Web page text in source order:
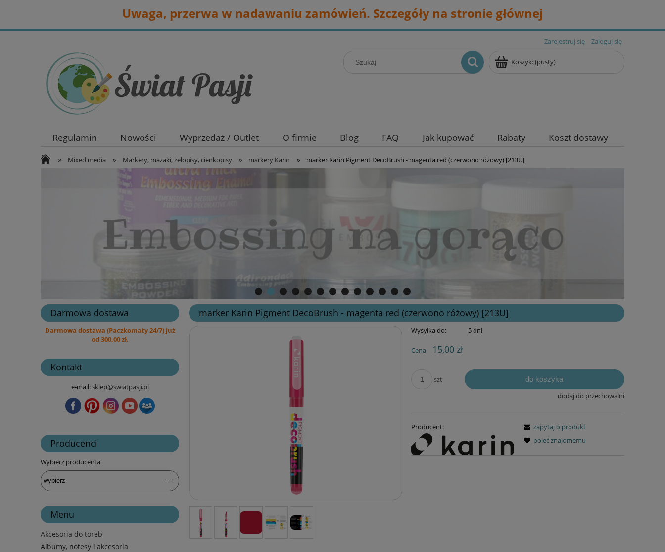
Uwaga, przerwa w nadawaniu zamówień. Szczegóły na stronie głównej
Zarejestruj się Zaloguj się
Koszyk:(pusty)
Regulamin Nowości Wyprzedaż / Outlet O firmie Blog FAQ Jak kupować Rabaty Koszt dostawy
» Mixed media » Markery, mazaki, żelopisy, cienkopisy » markery Karin » marker Karin Pigment DecoBrush - magenta red (czerwono różowy) [213U]
Darmowa dostawa
Darmowa dostawa (Paczkomaty 24/7) już
od 300,00 zł.
Kontakt
e-mail:sklep@swiatpasji.pl
Producenci
Wybierz producenta
Menu
Akcesoria do toreb
Albumy, notesy i akcesoria
marker Karin Pigment DecoBrush - magenta red (czerwono różowy) [213U]
Wysyłka do: 5 dni
Cena: 15,00 zł
szt do koszyka
dodaj do przechowalni
Producent:
zapytaj o produkt
poleć znajomemu